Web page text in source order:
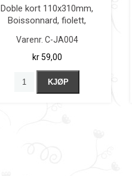
Doble kort 110x310mm,
Boissonnard, fiolett,
Varenr. C-JA004
kr 59,00
KJØP